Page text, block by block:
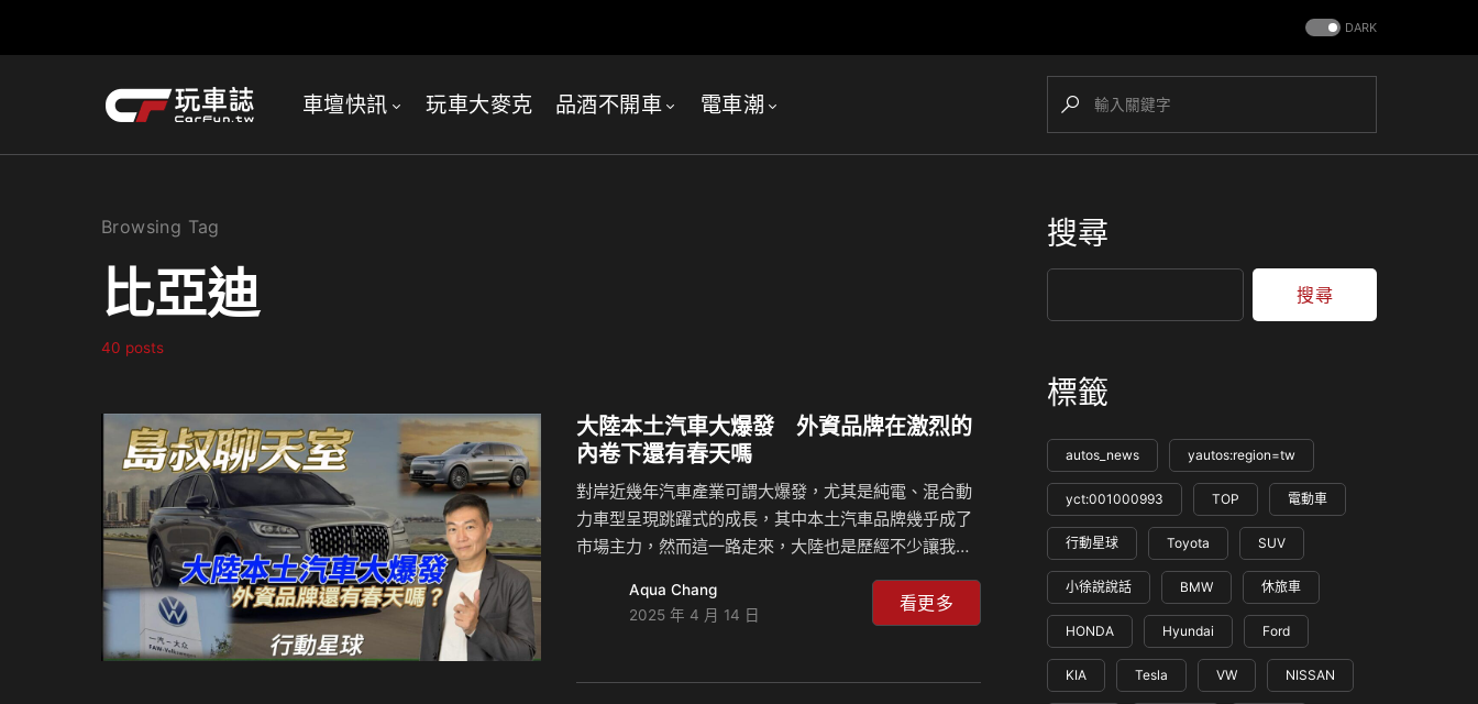
DARK
車壇快訊 玩車大麥克 品酒不開車 電車潮
Browsing Tag
比亞迪
40 posts
大陸本土汽車大爆發 外資品牌在激烈的
內卷下還有春天嗎
對岸近幾年汽車產業可謂大爆發，尤其是純電、混合動
力車型呈現跳躍式的成長，其中本土汽車品牌幾乎成了
市場主力，然而這一路走來，大陸也是歷經不少讓我們
小米等品牌後來居上，並在激烈的”內卷”下壓縮了外資
品牌的生存空間，大陸汽車產業怎麼走過來的？外資品
來賓Celsior一起說分明！ 相關新聞：
Aqua Chang
2025 年 4 月 14 日
看更多
搜尋
搜尋
標籤
autos_news yautos:region=tw
yct:001000993 TOP 電動車
行動星球 Toyota SUV
小徐說說話 BMW 休旅車
HONDA Hyundai Ford
KIA Tesla VW NISSAN